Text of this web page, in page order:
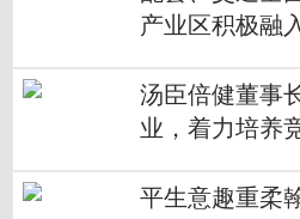
产业区积极融
汤臣倍健董事
业，着力培养
平生意趣重柔